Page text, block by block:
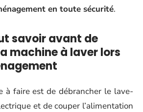
en toute sécurité.
savoir avant de
machine à laver lors
à faire est de débrancher le lave-
et de couper l’alimentation